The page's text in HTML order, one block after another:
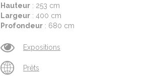
Hauteur : 253 cm
Largeur : 400 cm
Profondeur : 680 cm
Expositions
Prêts